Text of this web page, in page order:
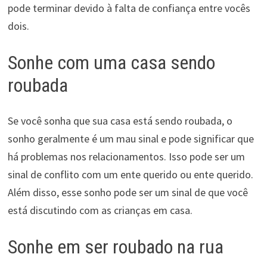
pode terminar devido à falta de confiança entre vocês
dois.
Sonhe com uma casa sendo
roubada
Se você sonha que sua casa está sendo roubada, o
sonho geralmente é um mau sinal e pode significar que
há problemas nos relacionamentos. Isso pode ser um
sinal de conflito com um ente querido ou ente querido.
Além disso, esse sonho pode ser um sinal de que você
está discutindo com as crianças em casa.
Sonhe em ser roubado na rua